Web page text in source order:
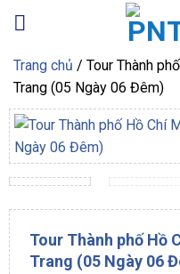
qua
Trang chủ / Tour Thành
Trang (05 Ngày 06 Đêm)
Tour Thành phố Hồ
Trang (05 Ngày 06